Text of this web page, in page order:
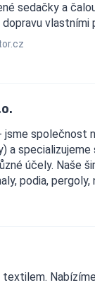
sedačky a
vlastními
jsme společnost
a specializujeme
účely. Naše
podia, pergoly,